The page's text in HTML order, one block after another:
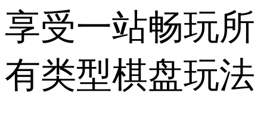
享受一站畅玩所
有类型棋盘玩法